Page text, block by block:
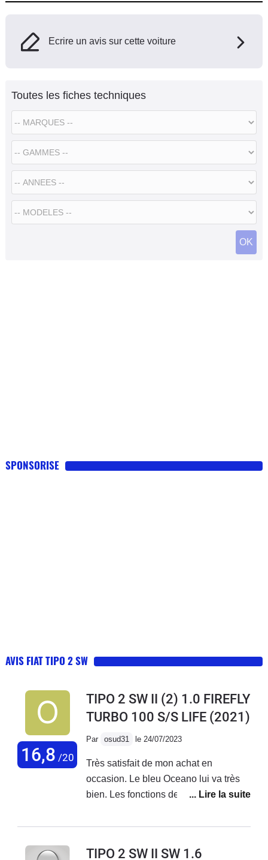
Ecrire un avis sur cette voiture
Toutes les fiches techniques
SPONSORISE
AVIS FIAT TIPO 2 SW
16,8 /20
TIPO 2 SW II (2) 1.0 FIREFLY
TURBO 100 S/S LIFE (2021)
Par osud31 le 24/07/2023
Très satisfait de mon achat en
occasion. Le bleu Oceano lui va très
bien. Les fonctions de l'écran sont très
Tomtom, bluetooth, maintien de
panneaux etc... et surtout pas de sous-
TIPO 2 SW II SW 1.6